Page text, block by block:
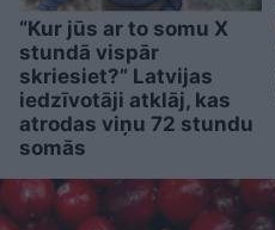
“Kur jūs ar to somu X
stundā vispār
skriesiet?” Latvijas
iedzīvotāji atklāj, kas
atrodas viņu 72 stundu
somās